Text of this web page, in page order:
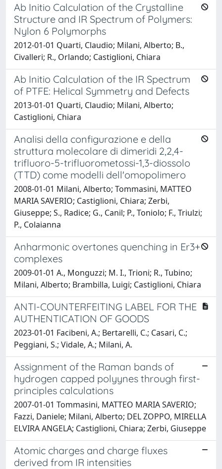
Ab Initio Calculation of the Crystalline
Structure and IR Spectrum of Polymers:
Nylon 6 Polymorphs
2012-01-01 Quarti, Claudio; Milani, Alberto; B.,
Civalleri; R., Orlando; Castiglioni, Chiara
Ab Initio Calculation of the IR Spectrum
of PTFE: Helical Symmetry and Defects
2013-01-01 Quarti, Claudio; Milani, Alberto;
Castiglioni, Chiara
Analisi della configurazione e della
struttura molecolare di dimeridi 2,2,4-
trifluoro-5-trifluorometossi-1,3-diossolo
(TTD) come modelli dell'omopolimero
2008-01-01 Milani, Alberto; Tommasini, MATTEO
MARIA SAVERIO; Castiglioni, Chiara; Zerbi,
Giuseppe; S., Radice; G., Canil; P., Toniolo; F., Triulzi;
P., Colaianna
Anharmonic overtones quenching in Er3+
complexes
2009-01-01 A., Monguzzi; M. I., Trioni; R., Tubino;
Milani, Alberto; Brambilla, Luigi; Castiglioni, Chiara
ANTI-COUNTERFEITING LABEL FOR THE
AUTHENTICATION OF GOODS
2023-01-01 Facibeni, A.; Bertarelli, C.; Casari, C.;
Peggiani, S.; Vidale, A.; Milani, A.
Assignment of the Raman bands of
hydrogen capped polyynes through first-
principles calculations
2007-01-01 Tommasini, MATTEO MARIA SAVERIO;
Fazzi, Daniele; Milani, Alberto; DEL ZOPPO, MIRELLA
ELVIRA ANGELA; Castiglioni, Chiara; Zerbi, Giuseppe
Atomic charges and charge fluxes
derived from IR intensities